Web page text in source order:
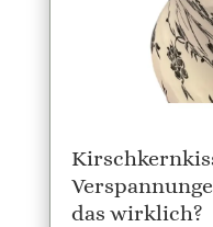
das wirklich?